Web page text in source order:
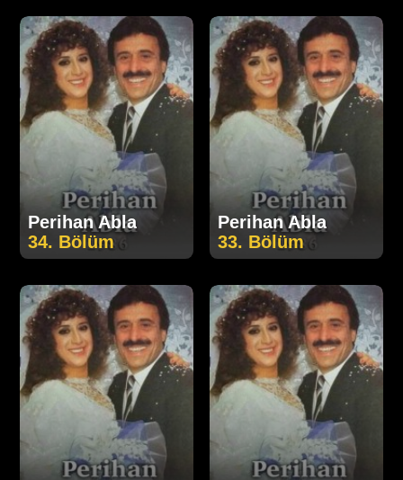
Perihan Abla
34. Bölüm
Perihan Abla
33. Bölüm